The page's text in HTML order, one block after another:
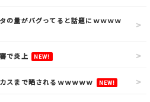
の量がバグってると話題にｗｗｗｗ
で炎上 NEW!
スまで晒されるｗｗｗｗｗ NEW!